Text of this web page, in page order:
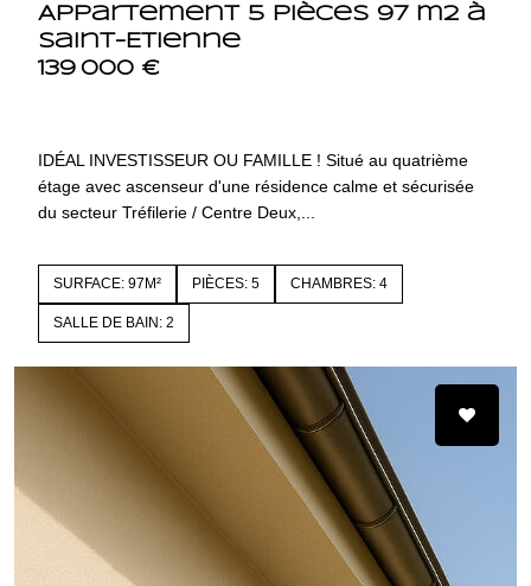
Appartement 5 pièces 97 m2 à
Saint-Etienne
139 000 €
IDÉAL INVESTISSEUR OU FAMILLE ! Situé au quatrième
étage avec ascenseur d'une résidence calme et sécurisée
du secteur Tréfilerie / Centre Deux,...
SURFACE: 97M² PIÈCES: 5 CHAMBRES: 4
SALLE DE BAIN: 2